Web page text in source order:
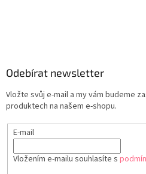
Odebírat newsletter
Vložte svůj e-mail a my vám budeme
produktech na našem e-shopu.
E-mail
Vložením e-mailu souhlasíte s